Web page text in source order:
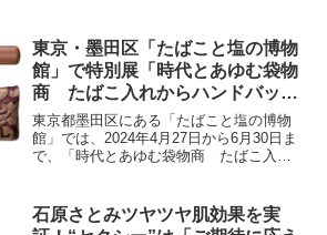
日：2023年12月26日URL：主催：JA共
済...
東京・墨田区「たばこと塩の博物
館」で特別展「時代とあゆむ袋物
商 たばこ入れからハンドバッグ
まで」開催
東京都墨田区にある「たばこと塩の博物
館」では、2024年4月27日から6月30日ま
で、「時代とあゆむ袋物商 たばこ入れ
昭和初期にかけての袋物の歴史とその技
術の進化、社会...
石原さとみツヤツヤ肌効果を実